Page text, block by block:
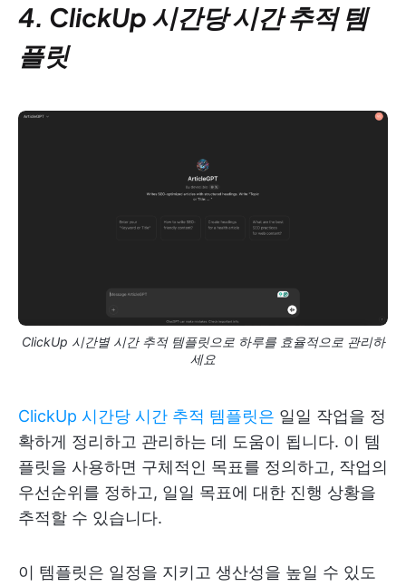
4. ClickUp 시간당 시간 추적 템
플릿
ClickUp 시간별 시간 추적 템플릿으로 하루를 효율적으로 관리하
세요
ClickUp 시간당 시간 추적 템플릿은 일일 작업을 정
확하게 정리하고 관리하는 데 도움이 됩니다. 이 템
플릿을 사용하면 구체적인 목표를 정의하고, 작업의
우선순위를 정하고, 일일 목표에 대한 진행 상황을
추적할 수 있습니다.
이 템플릿은 일정을 지키고 생산성을 높일 수 있도